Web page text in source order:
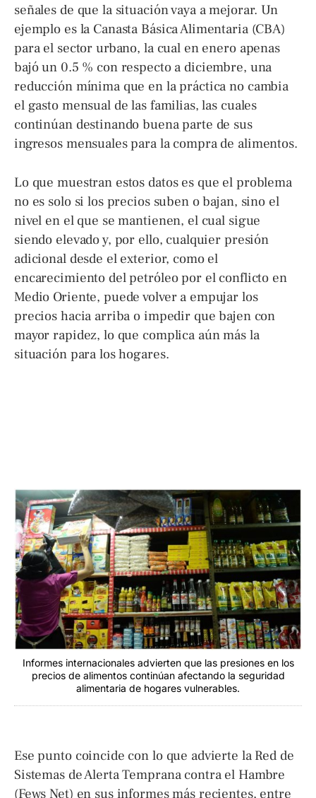
señales de que la situación vaya a mejorar. Un
ejemplo es la Canasta Básica Alimentaria (CBA)
para el sector urbano, la cual en enero apenas
bajó un 0.5 % con respecto a diciembre, una
reducción mínima que en la práctica no cambia
el gasto mensual de las familias, las cuales
continúan destinando buena parte de sus
ingresos mensuales para la compra de alimentos.
Lo que muestran estos datos es que el problema
no es solo si los precios suben o bajan, sino el
nivel en el que se mantienen, el cual sigue
siendo elevado y, por ello, cualquier presión
adicional desde el exterior, como el
encarecimiento del petróleo por el conflicto en
Medio Oriente, puede volver a empujar los
precios hacia arriba o impedir que bajen con
mayor rapidez, lo que complica aún más la
situación para los hogares.
Informes internacionales advierten que las presiones en los
precios de alimentos continúan afectando la seguridad
alimentaria de hogares vulnerables.
Ese punto coincide con lo que advierte la Red de
Sistemas de Alerta Temprana contra el Hambre
(Fews Net) en sus informes más recientes, entre